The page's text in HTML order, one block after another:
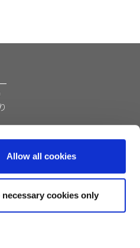
Allow all cookies
necessary cookies only